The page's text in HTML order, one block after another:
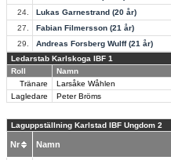
24.
Lukas Garnestrand (20 år)
27.
Fabian Filmersson (21 år)
29.
Andreas Forsberg Wulff (21 år)
Ledarstab Karlskoga IBF 1
Roll
Namn
Tränare
Larsåke Wåhlen
Lagledare
Peter Bröms
Laguppställning Karlstad IBF Ungdom 2
Nr Namn